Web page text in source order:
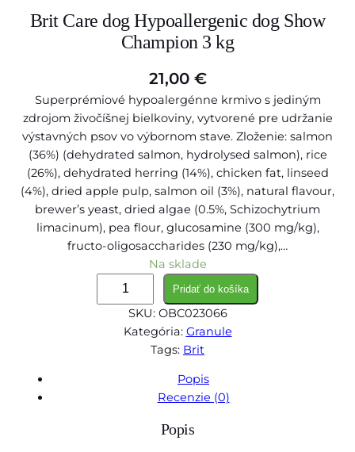
Brit Care dog Hypoallergenic dog Show
Champion 3 kg
21,00 €
Superprémiové hypoalergénne krmivo s jediným
zdrojom živočíšnej bielkoviny, vytvorené pre udržanie
výstavných psov vo výbornom stave. Zloženie: salmon
(36%) (dehydrated salmon, hydrolysed salmon), rice
(26%), dehydrated herring (14%), chicken fat, linseed
(4%), dried apple pulp, salmon oil (3%), natural flavour,
brewer’s yeast, dried algae (0.5%, Schizochytrium
limacinum), pea flour, glucosamine (300 mg/kg),
fructo-oligosaccharides (230 mg/kg),…
Na sklade
n
Pridať do košíka
SKU: OBC023066
Kategória: Granule
Tags: Brit
Popis
Recenzie (0)
Popis